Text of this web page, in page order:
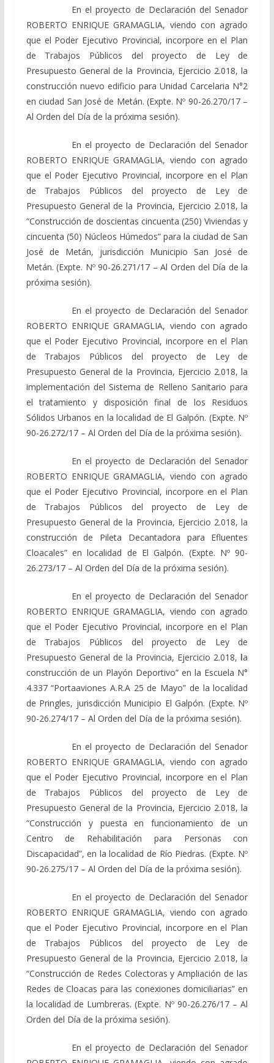
En el proyecto de Declaración del Senador
ROBERTO ENRIQUE GRAMAGLIA, viendo con agrado
que el Poder Ejecutivo Provincial, incorpore en el Plan
de Trabajos Públicos del proyecto de Ley de
Presupuesto General de la Provincia, Ejercicio 2.018, la
construcción nuevo edificio para Unidad Carcelaria N°2
en ciudad San José de Metán. (Expte. Nº 90-26.270/17 –
Al Orden del Día de la próxima sesión).
En el proyecto de Declaración del Senador
ROBERTO ENRIQUE GRAMAGLIA, viendo con agrado
que el Poder Ejecutivo Provincial, incorpore en el Plan
de Trabajos Públicos del proyecto de Ley de
Presupuesto General de la Provincia, Ejercicio 2.018, la
“Construcción de doscientas cincuenta (250) Viviendas y
cincuenta (50) Núcleos Húmedos” para la ciudad de San
José de Metán, jurisdicción Municipio San José de
Metán. (Expte. Nº 90-26.271/17 – Al Orden del Día de la
próxima sesión).
En el proyecto de Declaración del Senador
ROBERTO ENRIQUE GRAMAGLIA, viendo con agrado
que el Poder Ejecutivo Provincial, incorpore en el Plan
de Trabajos Públicos del proyecto de Ley de
Presupuesto General de la Provincia, Ejercicio 2.018, la
implementación del Sistema de Relleno Sanitario para
el tratamiento y disposición final de los Residuos
Sólidos Urbanos en la localidad de El Galpón. (Expte. Nº
90-26.272/17 – Al Orden del Día de la próxima sesión).
En el proyecto de Declaración del Senador
ROBERTO ENRIQUE GRAMAGLIA, viendo con agrado
que el Poder Ejecutivo Provincial, incorpore en el Plan
de Trabajos Públicos del proyecto de Ley de
Presupuesto General de la Provincia, Ejercicio 2.018, la
construcción de Pileta Decantadora para Efluentes
Cloacales” en localidad de El Galpón. (Expte. Nº 90-
26.273/17 – Al Orden del Día de la próxima sesión).
En el proyecto de Declaración del Senador
ROBERTO ENRIQUE GRAMAGLIA, viendo con agrado
que el Poder Ejecutivo Provincial, incorpore en el Plan
de Trabajos Públicos del proyecto de Ley de
Presupuesto General de la Provincia, Ejercicio 2.018, la
construcción de un Playón Deportivo” en la Escuela N°
4.337 “Portaaviones A.R.A 25 de Mayo” de la localidad
de Pringles, jurisdicción Municipio El Galpón. (Expte. Nº
90-26.274/17 – Al Orden del Día de la próxima sesión).
En el proyecto de Declaración del Senador
ROBERTO ENRIQUE GRAMAGLIA, viendo con agrado
que el Poder Ejecutivo Provincial, incorpore en el Plan
de Trabajos Públicos del proyecto de Ley de
Presupuesto General de la Provincia, Ejercicio 2.018, la
“Construcción y puesta en funcionamiento de un
Centro de Rehabilitación para Personas con
Discapacidad”, en la localidad de Río Piedras. (Expte. Nº
90-26.275/17 – Al Orden del Día de la próxima sesión).
En el proyecto de Declaración del Senador
ROBERTO ENRIQUE GRAMAGLIA, viendo con agrado
que el Poder Ejecutivo Provincial, incorpore en el Plan
de Trabajos Públicos del proyecto de Ley de
Presupuesto General de la Provincia, Ejercicio 2.018, la
“Construcción de Redes Colectoras y Ampliación de las
Redes de Cloacas para las conexiones domiciliarias” en
la localidad de Lumbreras. (Expte. Nº 90-26.276/17 – Al
Orden del Día de la próxima sesión).
En el proyecto de Declaración del Senador